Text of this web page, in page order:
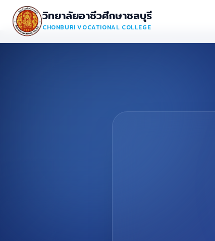
วิทยาลัยอาชีวศึกษาชลบุรี
CHONBURI VOCATIONAL COLLEGE